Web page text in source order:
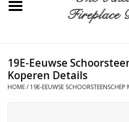
Toebehoren
Kacheltjes
19E-Eeuwse
Koperen Details
HOME/ 19E-EEUWSE SCHOORSTEENSCHEP